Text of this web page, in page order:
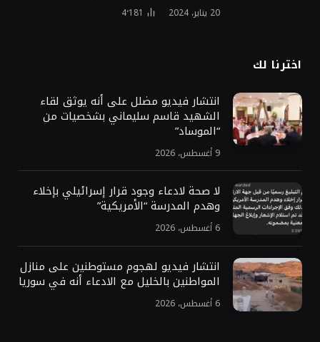
20 يناير، 2024 4٬181
اخترنا لك
انتشار فيديو مضلل على أنه يوثق لقاء
الشهيد قاسم سليماني بشخصيات من
“الموساد”
9 أغسطس، 2026
لا صحة لادعاء وجود قرار إسرائيلي بإخلاء
وهدم المدرسة “الأمريكية”
6 أغسطس، 2026
انتشار فيديو لهجوم مستوطنين على منازل
المواطنين بالخليل مع الادعاء أنه في سوريا
6 أغسطس، 2026